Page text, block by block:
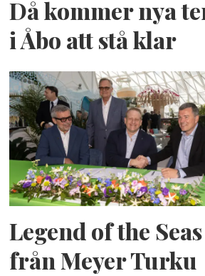
Då kommer nya
i Åbo att stå klar
Legend of the
från Meyer Turku